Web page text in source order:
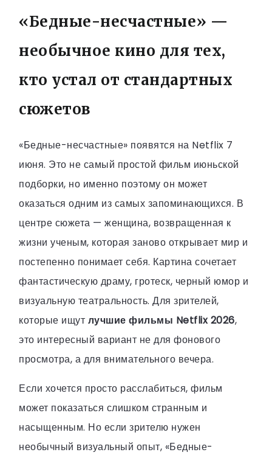
«Бедные-несчастные» —
необычное кино для тех,
кто устал от стандартных
сюжетов
«Бедные-несчастные» появятся на Netflix 7
июня. Это не самый простой фильм июньской
подборки, но именно поэтому он может
оказаться одним из самых запоминающихся. В
центре сюжета — женщина, возвращенная к
жизни ученым, которая заново открывает мир и
постепенно понимает себя. Картина сочетает
фантастическую драму, гротеск, черный юмор и
визуальную театральность. Для зрителей,
которые ищут лучшие фильмы Netflix 2026,
это интересный вариант не для фонового
просмотра, а для внимательного вечера.
Если хочется просто расслабиться, фильм
может показаться слишком странным и
насыщенным. Но если зрителю нужен
необычный визуальный опыт, «Бедные-